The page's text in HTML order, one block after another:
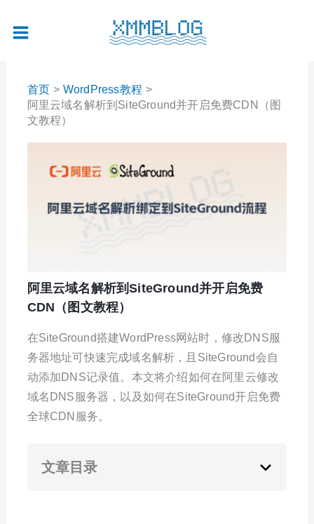
首页
WordPress教程
阿里云域名解析到SiteGround并开启免费CDN（图
文教程）
阿里云域名解析到SiteGround并开启免费
CDN（图文教程）
在SiteGround搭建WordPress网站时，修改DNS服
务器地址可快速完成域名解析，且SiteGround会自
动添加DNS记录值。本文将介绍如何在阿里云修改
域名DNS服务器，以及如何在SiteGround开启免费
全球CDN服务。
文章目录